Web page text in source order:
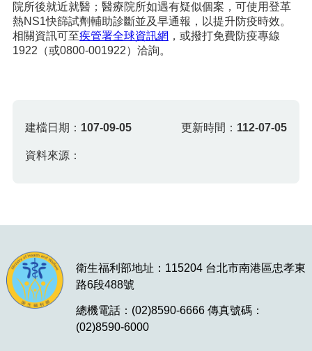
院所後就近就醫；醫療院所如遇有疑似個案，可使用登革
熱NS1快篩試劑輔助診斷並及早通報，以提升防疫時效。
相關資訊可至疾管署全球資訊網 ，或撥打免費防疫專線
1922（或0800-001922）洽詢。
建檔日期： 107-09-05 更新時間： 112-07-05
資料來源：
衛生福利部地址：115204 台北市南港區忠孝東
路6段488號
總機電話：(02)8590-6666 傳真號碼：
(02)8590-6000